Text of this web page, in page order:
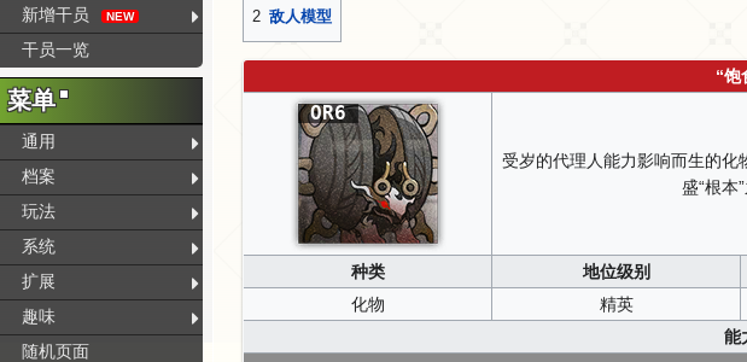
2 敌人模型
“饱
OR6
受岁的代理人能力影响而生的化
盛“根本
种类 地位级别
化物
精英
能
新增干员
NEW
干员一览
菜单
通用
档案
玩法
系统
扩展
趣味
随机页面